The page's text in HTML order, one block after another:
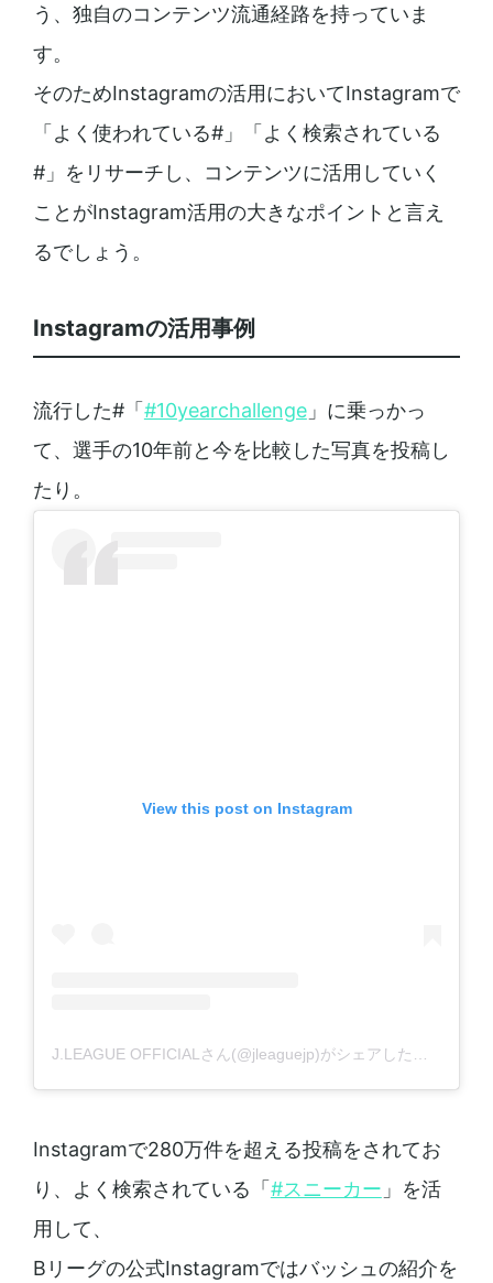
う、独自のコンテンツ流通経路を持っていま
す。
そのためInstagramの活用においてInstagramで
「よく使われている#」「よく検索されている
#」をリサーチし、コンテンツに活用していく
ことがInstagram活用の大きなポイントと言え
るでしょう。
Instagramの活用事例
流行した#「 #10yearchallenge」に乗っかっ
て、選手の10年前と今を比較した写真を投稿し
たり。
View this post on Instagram
Instagramで280万件を超える投稿をされてお
り、よく検索されている「 #スニーカー 」を活
用して、
Bリーグの公式Instagramではバッシュの紹介を